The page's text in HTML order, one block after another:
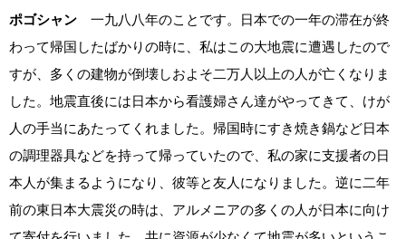
ポゴシャン 一九八八年のことです。日本での一年の滞在が終
わって帰国したばかりの時に、私はこの大地震に遭遇したので
すが、多くの建物が倒壊しおよそ二万人以上の人が亡くなりま
した。地震直後には日本から看護婦さん達がやってきて、けが
人の手当にあたってくれました。帰国時にすき焼き鍋など日本
の調理器具などを持って帰っていたので、私の家に支援者の日
本人が集まるようになり、彼等と友人になりました。逆に二年
前の東日本大震災の時は、アルメニアの多くの人が日本に向け